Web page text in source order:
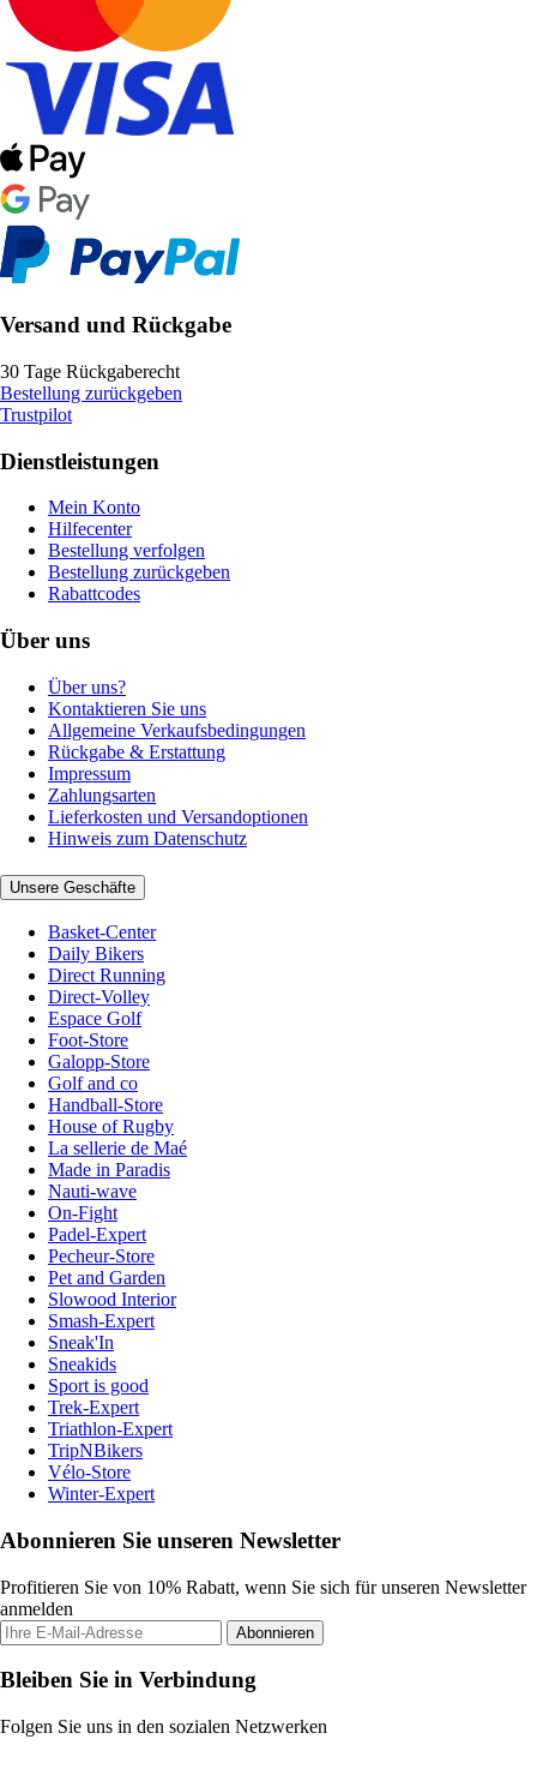
Versand und Rückgabe
30 Tage Rückgaberecht
Bestellung zurückgeben
Trustpilot
Dienstleistungen
Mein Konto
Hilfecenter
Bestellung verfolgen
Bestellung zurückgeben
Rabattcodes
Über uns
Über uns?
Kontaktieren Sie uns
Allgemeine Verkaufsbedingungen
Rückgabe & Erstattung
Impressum
Zahlungsarten
Lieferkosten und Versandoptionen
Hinweis zum Datenschutz
Unsere Geschäfte
Basket-Center
Daily Bikers
Direct Running
Direct-Volley
Espace Golf
Foot-Store
Galopp-Store
Golf and co
Handball-Store
House of Rugby
La sellerie de Maé
Made in Paradis
Nauti-wave
On-Fight
Padel-Expert
Pecheur-Store
Pet and Garden
Slowood Interior
Smash-Expert
Sneak'In
Sneakids
Sport is good
Trek-Expert
Triathlon-Expert
TripNBikers
Vélo-Store
Winter-Expert
Abonnieren Sie unseren Newsletter
Profitieren Sie von 10% Rabatt, wenn Sie sich für unseren Newsletter
anmelden
Abonnieren
Bleiben Sie in Verbindung
Folgen Sie uns in den sozialen Netzwerken